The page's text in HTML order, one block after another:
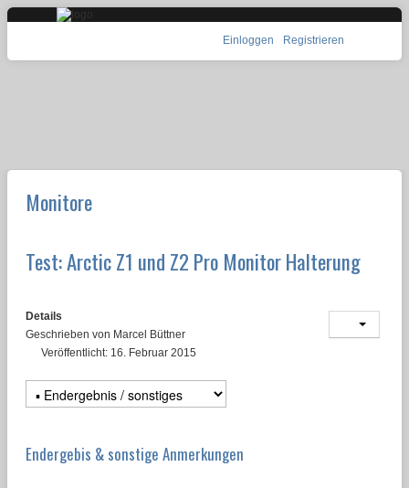
Einloggen Registrieren
Monitore
Test: Arctic Z1 und Z2 Pro Monitor Halterung
Details
Geschrieben von Marcel Büttner
Veröffentlicht: 16. Februar 2015
Endergebis & sonstige Anmerkungen